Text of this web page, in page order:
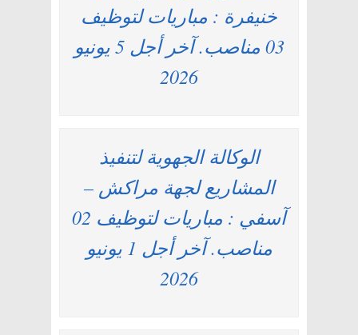
خنيفرة : مباريات لتوظيف
03 مناصب. آخر أجل 5 يونيو
2026
الوكالة الجهوية لتنفيذ
المشاريع لجهة مراكش –
آسفي : مباريات لتوظيف 02
مناصب. آخر أجل 1 يونيو
2026